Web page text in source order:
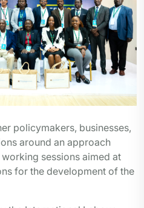
policymakers, businesses,
around an approach
sessions aimed at
for the development of the